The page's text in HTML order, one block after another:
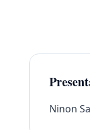
Ninon